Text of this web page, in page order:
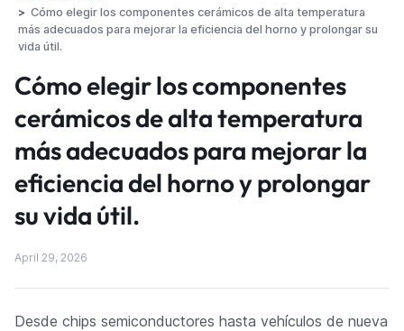
Cómo elegir los componentes cerámicos de alta temperatura
más adecuados para mejorar la eficiencia del horno y prolongar su
vida útil.
Cómo elegir los componentes
cerámicos de alta temperatura
más adecuados para mejorar la
eficiencia del horno y prolongar
su vida útil.
April 29, 2026
Desde chips semiconductores hasta vehículos de nueva